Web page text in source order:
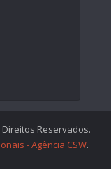
Direitos Reservados.
- Agência CSW.